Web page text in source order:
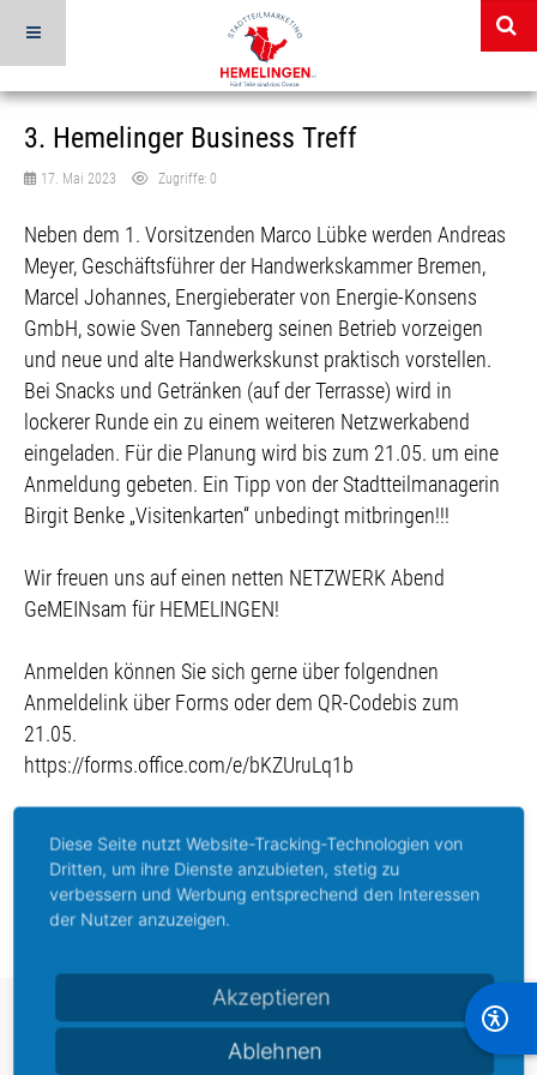
3. Hemelinger Business Treff
17. Mai 2023 Zugriffe: 0
Neben dem 1. Vorsitzenden Marco Lübke werden Andreas
Meyer, Geschäftsführer der Handwerkskammer Bremen,
Marcel Johannes, Energieberater von Energie-Konsens
GmbH, sowie Sven Tanneberg seinen Betrieb vorzeigen
und neue und alte Handwerkskunst praktisch vorstellen.
Bei Snacks und Getränken (auf der Terrasse) wird in
lockerer Runde ein zu einem weiteren Netzwerkabend
eingeladen. Für die Planung wird bis zum 21.05. um eine
Anmeldung gebeten. Ein Tipp von der Stadtteilmanagerin
Birgit Benke „Visitenkarten“ unbedingt mitbringen!!!
Wir freuen uns auf einen netten NETZWERK Abend
GeMEINsam für HEMELINGEN!
Anmelden können Sie sich gerne über folgendnen
Anmeldelink über Forms oder dem QR-Codebis zum
21.05.
https://forms.office.com/e/bKZUruLq1b
Vorheriger Beitrag: Verhaltensweisen in Konfliktsituationen
Zurück Nächster Beitrag: Öffnungszeiten über Himmelfahrt und Pfingsten
Weiter
Stadtteilmarketing
Diese Seite nutzt Website-Tracking-Technologien von
Dritten, um ihre Dienste anzubieten, stetig zu
verbessern und Werbung entsprechend den Interessen
der Nutzer anzuzeigen.
Akzeptieren
Ablehnen